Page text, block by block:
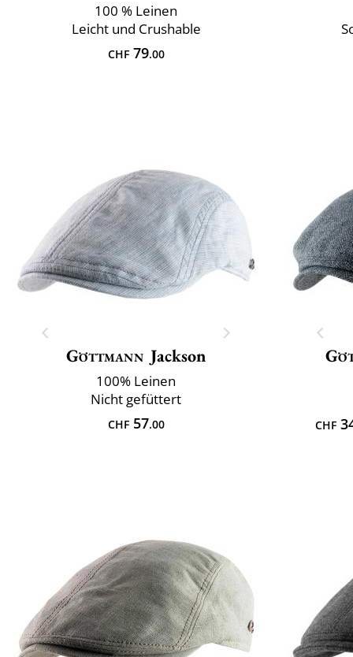
100 % Leinen
Leicht und Crushable
CHF79.00
Göttmann Jackson
100% Leinen
Nicht gefüttert
CHF57.00 CHF